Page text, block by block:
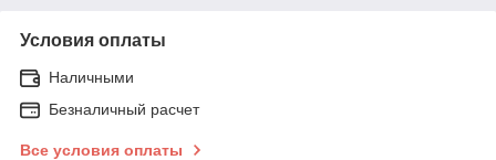
Условия оплаты
Наличными
Безналичный расчет
Все условия оплаты